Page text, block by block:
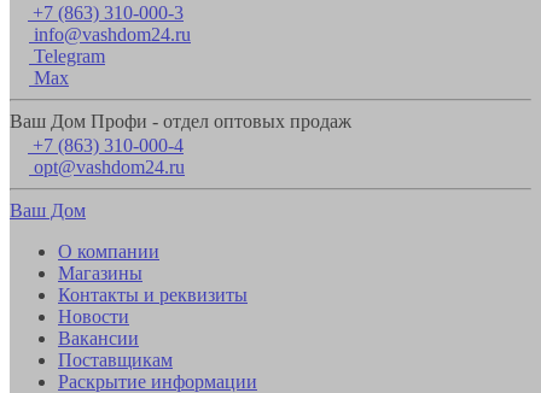
+7 (863) 310-000-3
info@vashdom24.ru
Telegram
Max
Ваш Дом Профи - отдел оптовых продаж
+7 (863) 310-000-4
opt@vashdom24.ru
Ваш Дом
О компании
Магазины
Контакты и реквизиты
Новости
Вакансии
Поставщикам
Раскрытие информации